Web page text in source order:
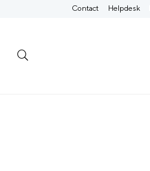
Contact Helpdesk